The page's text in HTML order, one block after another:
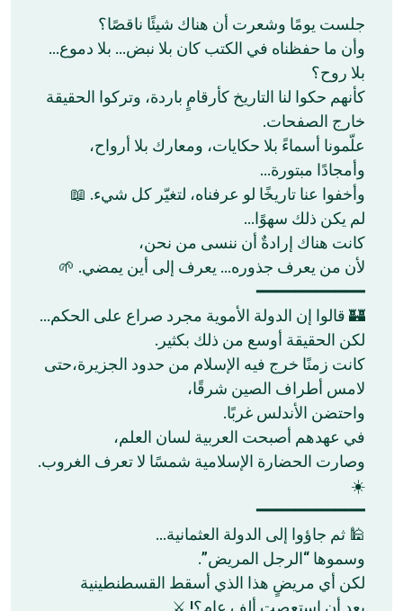
جلست يومًا وشعرت أن هناك شيئًا ناقصًا؟
وأن ما حفظناه في الكتب كان بلا نبض… بلا دموع…
بلا روح؟
كأنهم حكوا لنا التاريخ كأرقامٍ باردة، وتركوا الحقيقة
خارج الصفحات.
علّمونا أسماءً بلا حكايات، ومعارك بلا أرواح،
وأمجادًا مبتورة…
وأخفوا عنا تاريخًا لو عرفناه، لتغيّر كل شيء. 📖
لم يكن ذلك سهوًا…
كانت هناك إرادةٌ أن ننسى من نحن،
لأن من يعرف جذوره… يعرف إلى أين يمضي. 🌱
━━━━━━━━━━━
🏰 قالوا إن الدولة الأموية مجرد صراع على الحكم…
لكن الحقيقة أوسع من ذلك بكثير.
كانت زمنًا خرج فيه الإسلام من حدود الجزيرة،حتى
لامس أطراف الصين شرقًا،
واحتضن الأندلس غربًا.
في عهدهم أصبحت العربية لسان العلم،
وصارت الحضارة الإسلامية شمسًا لا تعرف الغروب.
☀️
━━━━━━━━━━━
🕌 ثم جاؤوا إلى الدولة العثمانية…
وسموها “الرجل المريض”.
لكن أي مريضٍ هذا الذي أسقط القسطنطينية
بعد أن استعصت ألف عام؟! ⚔️